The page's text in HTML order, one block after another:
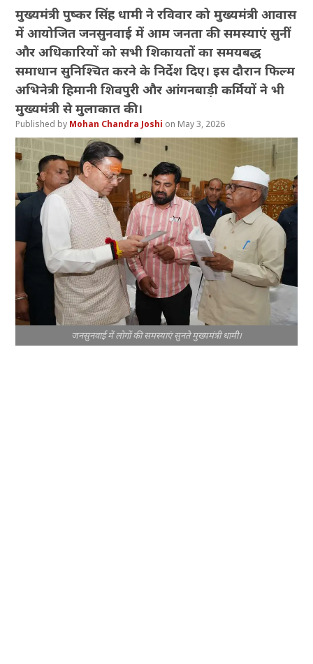
मुख्यमंत्री पुष्कर सिंह धामी ने रविवार को मुख्यमंत्री आवास
में आयोजित जनसुनवाई में आम जनता की समस्याएं सुनीं
और अधिकारियों को सभी शिकायतों का समयबद्ध
समाधान सुनिश्चित करने के निर्देश दिए। इस दौरान फिल्म
अभिनेत्री हिमानी शिवपुरी और आंगनबाड़ी कर्मियों ने भी
मुख्यमंत्री से मुलाकात की।
Mohan Chandra Joshi May 3, 2026
जनसुनवाई में लोगों की समस्याएं सुनते मुख्यमंत्री धामी।